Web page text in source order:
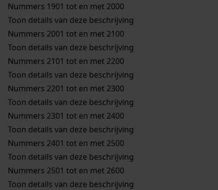
Nummers 1901 tot en met 2000
Toon details van deze beschrijving
Nummers 2001 tot en met 2100
Toon details van deze beschrijving
Nummers 2101 tot en met 2200
Toon details van deze beschrijving
Nummers 2201 tot en met 2300
Toon details van deze beschrijving
Nummers 2301 tot en met 2400
Toon details van deze beschrijving
Nummers 2401 tot en met 2500
Toon details van deze beschrijving
Nummers 2501 tot en met 2600
Toon details van deze beschrijving